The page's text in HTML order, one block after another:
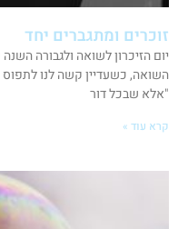
זוכרים ומתגברים יחד
יום הזיכרון לשואה ולגבורה
"אלא שבכל דור
קרא עוד »